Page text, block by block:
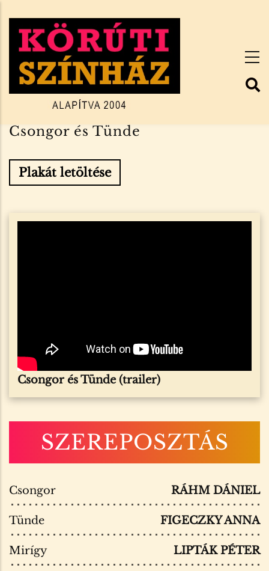
tartalomra
Csongor és Tünde
Plakát letöltése
Csongor és Tünde(trailer)
SZEREPOSZTÁS
Csongor RÁHM DÁNIEL
Tünde FIGECZKY ANNA
Mirígy LIPTÁK PÉTER